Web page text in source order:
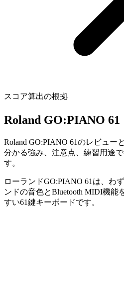
スコア算出の根拠
Roland GO:PIANO
Roland GO:PIANO 61のレビュー
分かる強み、注意点、練習用途
す。
ローランドGO:PIANO 61は、わ
ンドの音色とBluetooth MIDI機能
すい61鍵キーボードです。